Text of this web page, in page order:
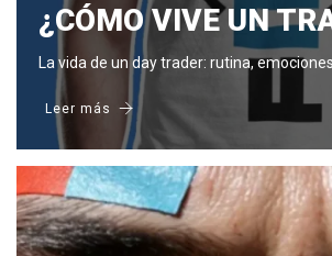
¿CÓMO VIVE UN
La vida de un day trader: rutina,
Leer más